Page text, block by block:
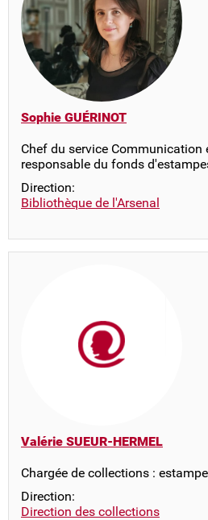
Sophie GUÉRINOT
Chef du service Communication
responsable du fonds
Direction:
Bibliothèque de l'Arsenal
Valérie SUEUR-HERMEL
Chargée de collections :
Direction:
Direction des collections